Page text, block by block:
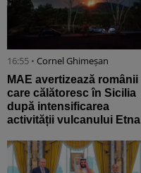
16:55 • Cornel Ghimeșan
MAE avertizează românii
care călătoresc în Sicilia
după intensificarea
activității vulcanului Etna